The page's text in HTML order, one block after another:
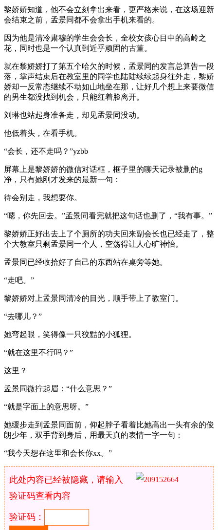
黎娇娇知道，他不会立刻拿出来看，更严格来说，在这场迎新
会结束之前，孟景同都不会拿出手机来看的。
因为他是清冷肃穆的学生会会长，全校女孩心目中的高岭之
花，同时也是一个认真到近乎顽固的古董。
就在黎娇娇打了第五个哈欠的时候，孟景同的发言总算告一段
落，掌声结束后在教室里的同学也陆陆续续起身往外走，黎娇
娇却一反常态继续不动如山地坐在那，让好几个想上来要微信
的男生都没找到机会，只能红着脸离开。
刘琳也站起身准备走，却见孟景同没动。
他低着头，在看手机。
“会长，还不走吗？”yzbb
屏幕上是黎娇娇的微信对话框，框子里的聊天记录被删的g
净，只有她刚才发来的最新一句：
待会别走，我想要你。
“嗯，你先回去。”孟景同看完就把这句话也删了，“我有事。”
黎娇娇正好出去上了个厕所的功夫回来副会长也已经走了，整
个大教室只剩孟景同一个人，空荡得让人心旷神怡。
孟景同已经收拾好了自己的东西站在桌旁等她。
“走吧。”
黎娇娇对上孟景同清冷的目光，顺手带上了教室门。
“去哪儿？”
她弯起眼，笑得像一只狡黠的小狐狸。
“就在这里不行吗？”
这里？
孟景同微拧起眉：“什么意思？”
“就是字面上的意思呀。”
她缓步走到孟景同面前，仰起脖子看着比她高出一头有余的俊
朗少年，双手背到身后，用最天真的表情一字一句：
“我今天想在这里和会长你xx。”
此处内容已经被隐藏，请输入
验证码查看内容
验证码：